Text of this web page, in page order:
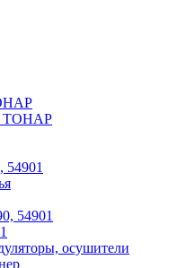
ТОНАР
54901
54901
осушители